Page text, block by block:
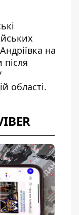
на
області.